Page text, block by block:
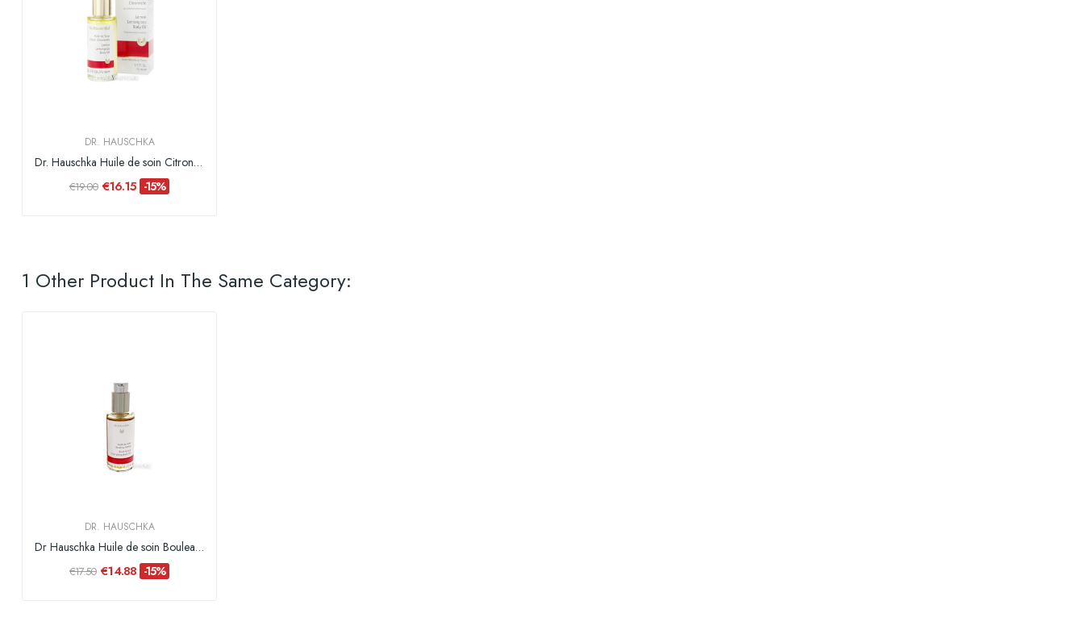
DR. HAUSCHKA
Dr. Hauschka Huile de soin Citron Citronnelle -...
€19.00 €16.15 -15%
1 Other Product In The Same Category:
DR. HAUSCHKA
Dr Hauschka Huile de soin Bouleau Arnica - 75 ml
€17.50 €14.88 -15%